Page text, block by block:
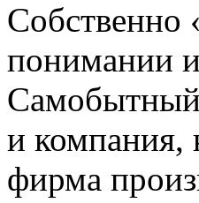
Собственно
понимании
Самобытный
и компания,
фирма